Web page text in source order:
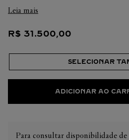
Leia mais
R$ 31.500,00
ADICIONAR AO
Para consultar disponibilidade